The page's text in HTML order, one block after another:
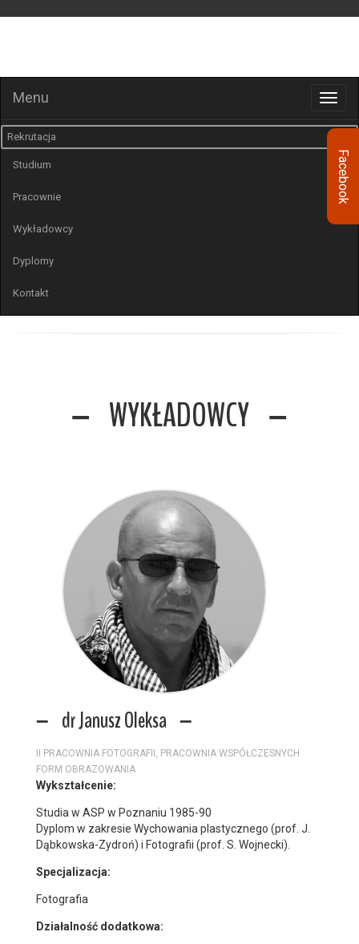
Facebook
Menu
Rekrutacja
Studium
Pracownie
Wykładowcy
Dyplomy
Kontakt
WYKŁADOWCY
dr Janusz Oleksa
II PRACOWNIA FOTOGRAFII, PRACOWNIA WSPÓŁCZESNYCH
FORM OBRAZOWANIA
Wykształcenie:
Studia w ASP w Poznaniu 1985-90
Dyplom w zakresie Wychowania plastycznego (prof. J.
Dąbkowska-Zydroń) i Fotografii (prof. S. Wojnecki).
Specjalizacja:
Fotografia
Działalność dodatkowa: